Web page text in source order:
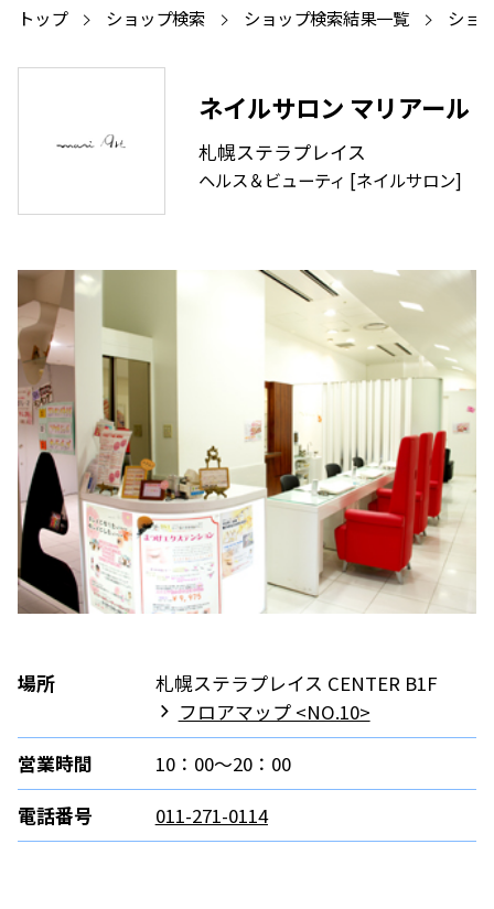
トップ ショップ検索 ショップ検索結果一覧 ショ
ネイルサロン マリアール
札幌ステラプレイス
ヘルス＆ビューティ [ネイルサロン]
場所
札幌ステラプレイス CENTER B1F
フロアマップ <NO.10>
営業時間
10：00～20：00
電話番号
011-271-0114